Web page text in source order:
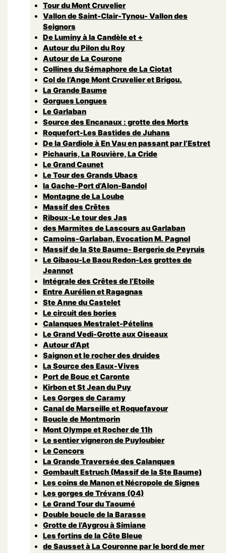
Tour du Mont Cruvelier
Vallon de Saint-Clair-Tynou- Vallon des
Seignors
De Luminy à la Candèle et +
Autour du Pilon du Roy
Autour de La Courone
Collines du Sémaphore de La Ciotat
Col de l’Ange Mont Cruvelier et Brigou.
La Grande Baume
Gorgues Longues
Le Garlaban
Source des Encanaux : grotte des Morts
Roquefort-Les Bastides de Juhans
De la Gardiole à En Vau en passant par l’Estret
Pichauris, La Rouvière, La Cride
Le Grand Caunet
Le Tour des Grands Ubacs
la Gache-Port d’Alon-Bandol
Montagne de La Loube
Massif des Crêtes
Riboux-Le tour des Jas
des Marmites de Lascours au Garlaban
Camoins-Garlaban, Evocation M. Pagnol
Massif de la Ste Baume- Bergerie de Peyruis
Le Gibaou-Le Baou Redon-Les grottes de
Jeannot
Intégrale des Crêtes de l’Etoile
Entre Aurélien et Ragagnas
Ste Anne du Castelet
Le circuit des bories
Calanques Mestralet-Pételins
Le Grand Vedi-Grotte aux Oiseaux
Autour d’Apt
Saignon et le rocher des druides
La Source des Eaux-Vives
Port de Bouc et Caronte
Kirbon et St Jean du Puy
Les Gorges de Caramy
Canal de Marseille et Roquefavour
Boucle de Montmorin
Mont Olympe et Rocher de 11h
Le sentier vigneron de Puyloubier
Le Concors
La Grande Traversée des Calanques
Gombault Estruch (Massif de la Ste Baume)
Les coins de Manon et Nécropole de Signes
Les gorges de Trévans (04)
Le Grand Tour du Taoumé
Double boucle de la Barasse
Grotte de l’Aygrou à Simiane
Les fortins de la Côte Bleue
de Sausset à La Couronne par le bord de mer